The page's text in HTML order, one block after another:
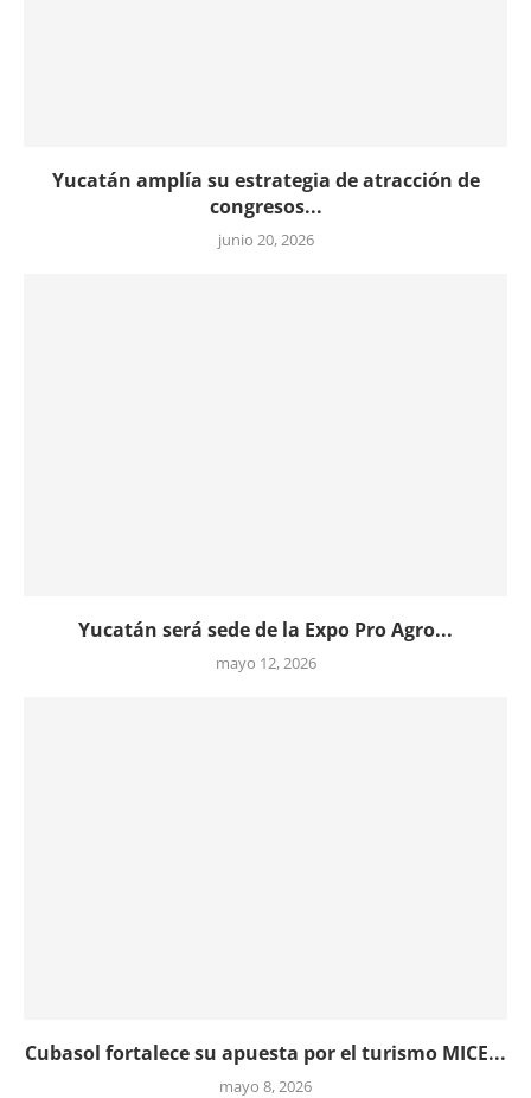
Yucatán amplía su estrategia de atracción de
congresos...
junio 20, 2026
Yucatán será sede de la Expo Pro Agro...
mayo 12, 2026
Cubasol fortalece su apuesta por el turismo MICE...
mayo 8, 2026